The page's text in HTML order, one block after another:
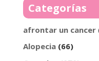
Categorías
afrontar un cancer
Alopecia(66)